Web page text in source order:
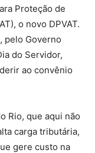
Proteção de
o novo DPVAT.
pelo Governo
do Servidor,
ao convênio
Rio, que aqui não
carga tributária,
gere custo na